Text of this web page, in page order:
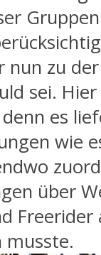
nun zu
sei.
es
wie
über
Freerider